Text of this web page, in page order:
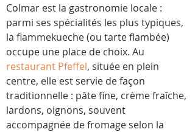
Colmar est la gastronomie locale :
parmi ses spécialités les plus typiques,
la flammekueche (ou tarte flambée)
occupe une place de choix. Au
restaurant Pfeffel, située en plein
centre, elle est servie de façon
traditionnelle : pâte fine, crème fraîche,
lardons, oignons, souvent
accompagnée de fromage selon la